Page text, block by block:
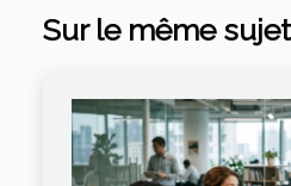
Sur le même sujet